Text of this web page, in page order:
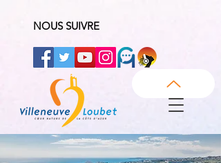
NOUS SUIVRE